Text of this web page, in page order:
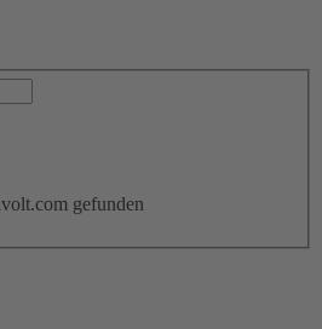
gefunden